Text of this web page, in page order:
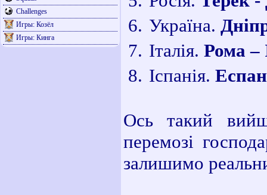
Challenges
Игры: Козёл
Игры: Кинга
Україна.
Італія. Рома –
Іспанія.
Ось такий
перемозі
залишимо